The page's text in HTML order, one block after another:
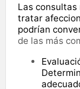
Las
tratar
podrían
de las más